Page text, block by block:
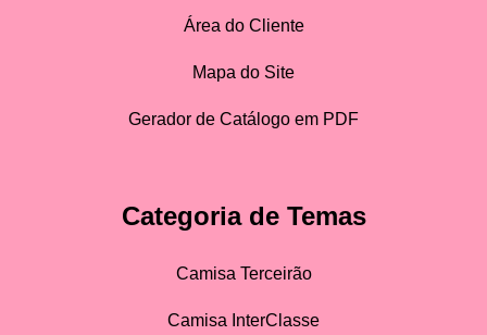
Área do Cliente
Mapa do Site
Gerador de Catálogo em PDF
Categoria de Temas
Camisa Terceirão
Camisa InterClasse